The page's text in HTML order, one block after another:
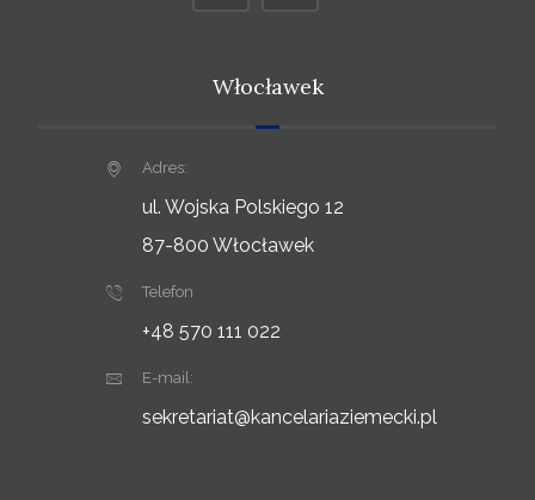
Włocławek
Adres:
ul. Wojska Polskiego 12
87-800 Włocławek
Telefon
+48 570 111 022
E-mail:
sekretariat@kancelariaziemecki.pl